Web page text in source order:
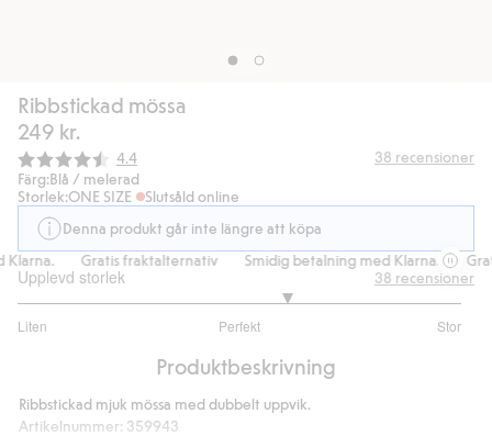
Ribbstickad mössa
249 kr.
Snittbetyg:
4.4 38 recensioner
Färg:Blå / melerad
Storlek:ONE SIZE
Slutsåld online
Denna produkt går inte längre att köpa
Gratis fraktalternativ Smidig betalning med Klarna.
Upplevd storlek
Liten Perfekt Stor
utav
33
betyg
38 recensioner
Produktbeskrivning
Ribbstickad mjuk mössa med dubbelt uppvik.
Artikelnummer: 359943